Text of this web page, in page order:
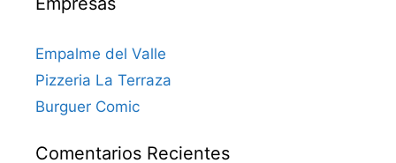
Empalme del Valle
Pizzeria La Terraza
Burguer Comic
Comentarios Recientes